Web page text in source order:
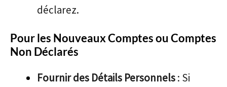
déclarez.
Pour les Nouveaux Comptes ou Comptes
Non Déclarés
Fournir des Détails Personnels: Si